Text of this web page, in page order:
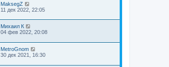
MaksegZ
11 дек 2022, 22:05
Михаил К
04 фев 2022, 20:08
MetroGnom
30 дек 2021, 16:30